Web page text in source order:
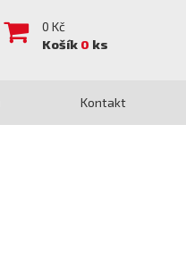
0 Kč
Košík 0 ks
Kontakt